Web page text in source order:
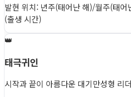
발현 위치: 년주(태어난 해)/월주(태
(출생 시간)
👑
태극귀인
시작과 끝이 아름다운 대기만성형 리더